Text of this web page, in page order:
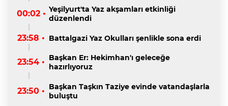
00:02 • Yeşilyurt'ta Yaz akşamları etkinliği
düzenlendi
23:58 • Battalgazi Yaz Okulları şenlikle sona erdi
23:54 • Başkan Er: Hekimhan'ı geleceğe
hazırlıyoruz
23:50 • Başkan Taşkın Taziye evinde vatandaşlarla
buluştu